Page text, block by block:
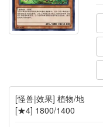
[怪兽|效果] 植物/地
[★4] 1800/1400